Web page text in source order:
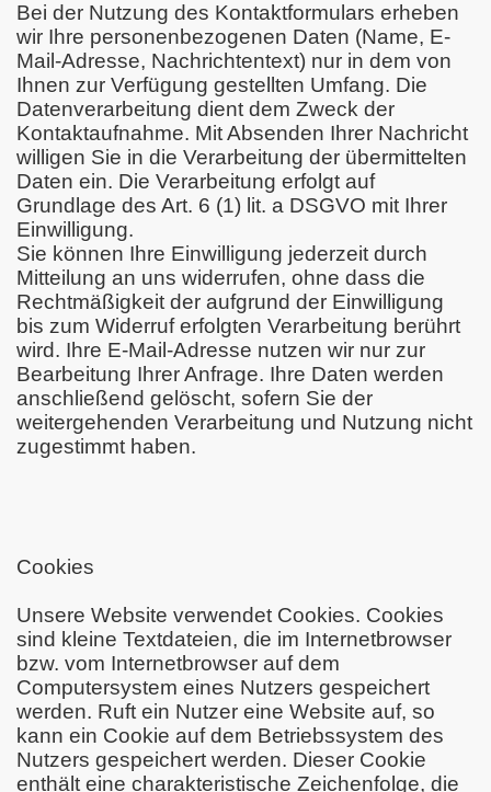
Bei der Nutzung des Kontaktformulars erheben
wir Ihre personenbezogenen Daten (Name, E-
Mail-Adresse, Nachrichtentext) nur in dem von
Ihnen zur Verfügung gestellten Umfang. Die
Datenverarbeitung dient dem Zweck der
Kontaktaufnahme. Mit Absenden Ihrer Nachricht
willigen Sie in die Verarbeitung der übermittelten
Daten ein. Die Verarbeitung erfolgt auf
Grundlage des Art. 6 (1) lit. a DSGVO mit Ihrer
Einwilligung.
Sie können Ihre Einwilligung jederzeit durch
Mitteilung an uns widerrufen, ohne dass die
Rechtmäßigkeit der aufgrund der Einwilligung
bis zum Widerruf erfolgten Verarbeitung berührt
wird. Ihre E-Mail-Adresse nutzen wir nur zur
Bearbeitung Ihrer Anfrage. Ihre Daten werden
anschließend gelöscht, sofern Sie der
weitergehenden Verarbeitung und Nutzung nicht
zugestimmt haben.
Cookies
Unsere Website verwendet Cookies. Cookies
sind kleine Textdateien, die im Internetbrowser
bzw. vom Internetbrowser auf dem
Computersystem eines Nutzers gespeichert
werden. Ruft ein Nutzer eine Website auf, so
kann ein Cookie auf dem Betriebssystem des
Nutzers gespeichert werden. Dieser Cookie
enthält eine charakteristische Zeichenfolge, die